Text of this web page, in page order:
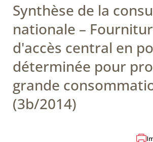
Synthèse de la
nationale –
d'accès central en
déterminée pour
grande
(3b/2014)